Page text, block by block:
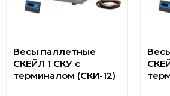
Весы паллетные
СКЕЙЛ 1 СКУ с
терминалом (СКИ-12)